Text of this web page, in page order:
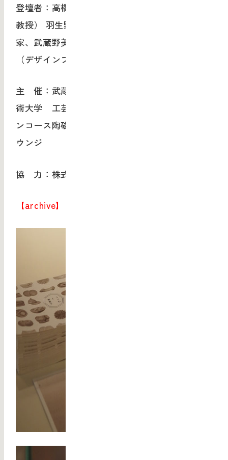
登壇者：高橋禎彦（ガラス作家、多摩美術大学
教授） 羽生野亜（木工芸作家） 西川聡（陶芸
家、武蔵野美術大学教授） 司 会：岡本玲子
（デザインプロデューサー）
主 催：武蔵野美術大学 企画・運営：武蔵野美
術大学 工芸工業デザイン学科クラフトデザイ
ンコース陶磁専攻 武蔵野美術大学 デザイン･ラ
ウンジ
協 力：株式会社虎屋、株式会社 木村硝子店
【archive】